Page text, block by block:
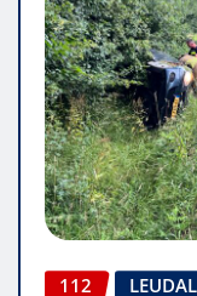
112 LEUDAL